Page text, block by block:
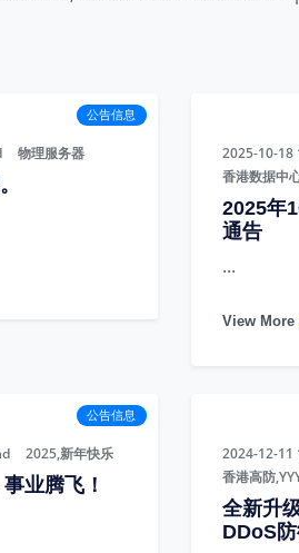
公告信息
物理服务器 2025-10-18
香港数据中
2025年
通告
...
View More
公告信息
2025,新年快乐
业腾飞！
2024-12-11
香港高防
全新升
DDoS